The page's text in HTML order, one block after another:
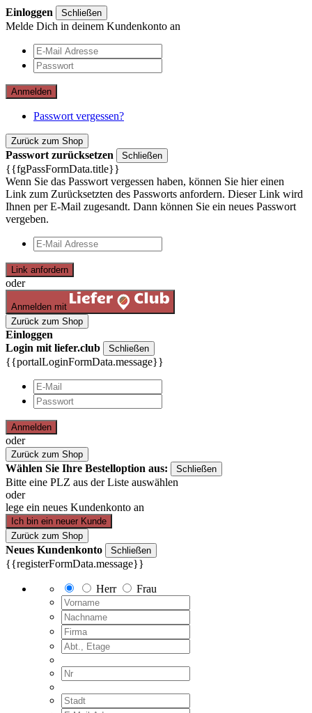
Einloggen Schließen
Melde Dich in deinem Kundenkonto an
Anmelden
Passwort vergessen?
Zurück zum Shop
Passwort zurücksetzen Schließen
{{fgPassFormData.title}}
Wenn Sie das Passwort vergessen haben, können Sie hier einen
Link zum Zurücksetzten des Passworts anfordern. Dieser Link wird
Ihnen per E-Mail zugesandt. Dann können Sie ein neues Passwort
vergeben.
Link anfordern
oder
Anmelden mit
Zurück zum Shop
Einloggen
Login mit liefer.club
Schließen
{{portalLoginFormData.message}}
Anmelden
oder
Zurück zum Shop
Wählen Sie Ihre Bestelloption aus: Schließen
Bitte eine PLZ aus der Liste auswählen
oder
lege ein neues Kundenkonto an
Ich bin ein neuer Kunde
Zurück zum Shop
Neues Kundenkonto Schließen
{{registerFormData.message}}
Herr Frau